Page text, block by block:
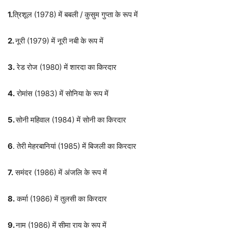
1.त्रिशूल (1978) में बबली / कुसुम गुप्ता के रूप में
2.नूरी (1979) में नूरी नबी के रूप में
3.रेड रोज (1980) में शारदा का किरदार
4.रोमांस (1983) में सोनिया के रूप में
5.सोनी महिवाल (1984) में सोनी का किरदार
6. तेरी मेहरबानियां (1985) में बिजली का किरदार
7.समंदर (1986) में अंजलि के रूप में
8.कर्मा (1986) में तुलसी का किरदार
9.नाम (1986) में सीमा राय के रूप में